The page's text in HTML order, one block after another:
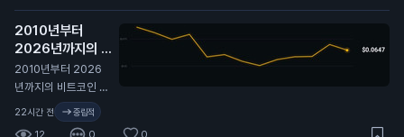
재 변동성이 계속 눌
릴까?
2010년부터
2026년까지의 비
트코인 가격 변동 전
체 역사. 🫡
N
2010년부터 2026
년까지의 비트코인 가
격 변동 전체 역사. 🫡
22시간 전 중립적